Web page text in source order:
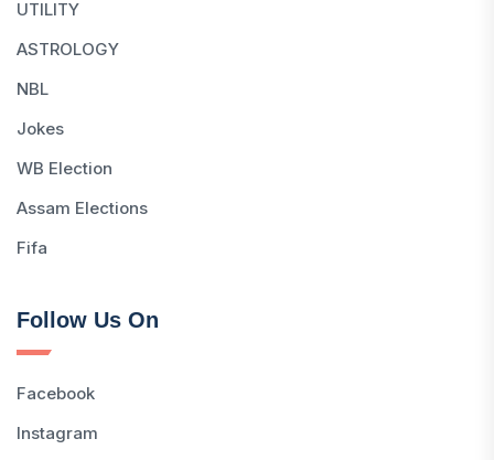
UTILITY
ASTROLOGY
NBL
Jokes
WB Election
Assam Elections
Fifa
Follow Us On
Facebook
Instagram